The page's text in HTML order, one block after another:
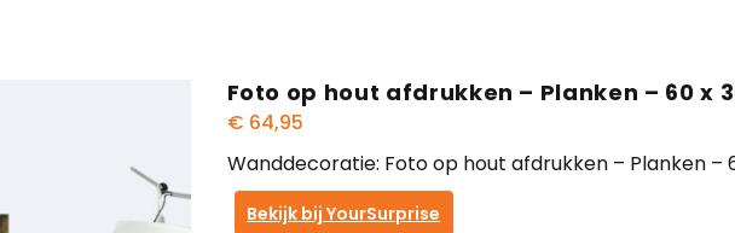
Foto op hout afdrukken – Planken – 60 x
€ 64,95
Wanddecoratie: Foto op hout afdrukken – Planken –
Bekijk bij YourSurprise